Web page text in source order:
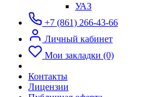
УАЗ
+7 (861) 266-43-66
Личный кабинет
Мои закладки (0)
Контакты
Лицензии